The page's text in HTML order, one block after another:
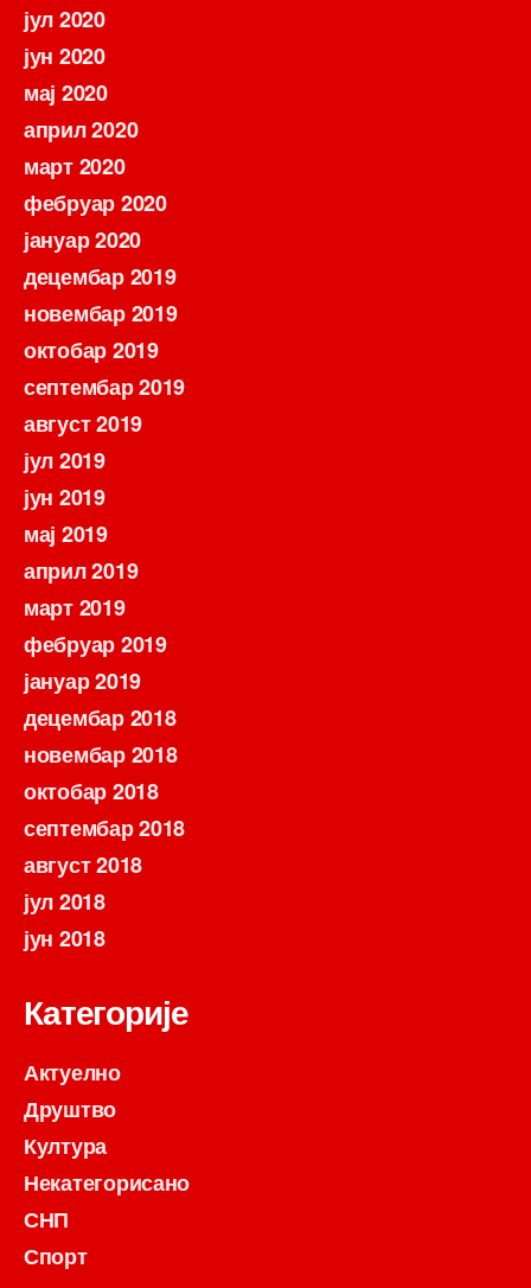
јул 2020
јун 2020
мај 2020
април 2020
март 2020
фебруар 2020
јануар 2020
децембар 2019
новембар 2019
октобар 2019
септембар 2019
август 2019
јул 2019
јун 2019
мај 2019
април 2019
март 2019
фебруар 2019
јануар 2019
децембар 2018
новембар 2018
октобар 2018
септембар 2018
август 2018
јул 2018
јун 2018
Категорије
Актуелно
Друштво
Култура
Некатегорисано
СНП
Спорт